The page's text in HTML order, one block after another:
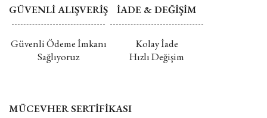
GÜVENLİ ALIŞVERİŞ
Güvenli Ödeme İmkanı
Sağlıyoruz
İADE & DEĞİŞİM
Kolay İade
Hızlı Değişim
MÜCEVHER SERTİFİKASI